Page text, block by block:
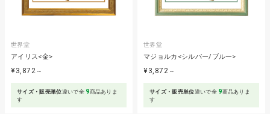
世界堂
アイリス<金>
¥3,872 ～
サイズ・販売単位違いで全 9商品ありま
す
世界堂
マジョルカ<シルバー/ブルー>
¥3,872 ～
サイズ・販売単位違いで全 9商品ありま
す